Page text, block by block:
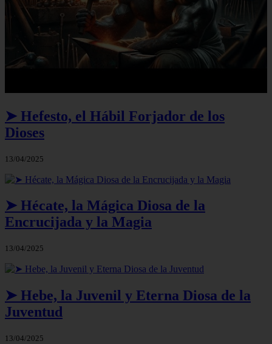
➤ Hefesto, el Hábil Forjador de los
Dioses
13/04/2025
➤ Hécate, la Mágica Diosa de la
Encrucijada y la Magia
13/04/2025
➤ Hebe, la Juvenil y Eterna Diosa de la
Juventud
13/04/2025